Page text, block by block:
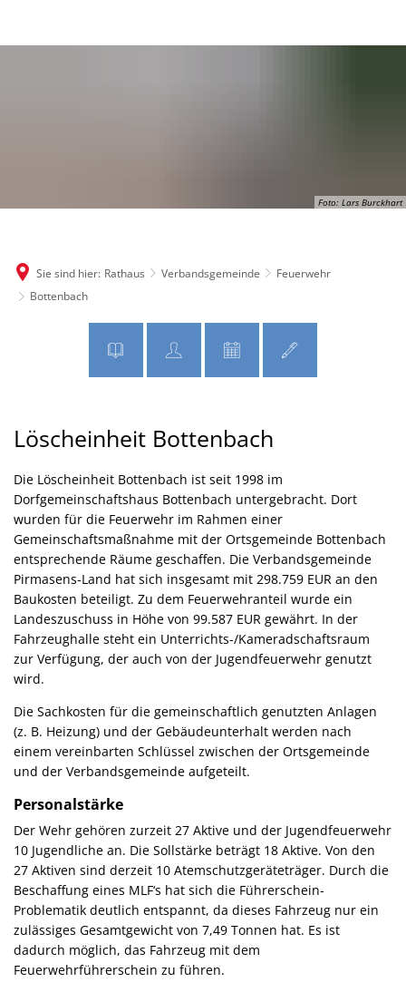
Foto: Lars Burckhart
Sie sind hier: Rathaus Verbandsgemeinde
Feuerwehr
Bottenbach
Bottenbach
Löscheinheit Bottenbach
Die Löscheinheit Bottenbach ist seit 1998 im
Dorfgemeinschaftshaus Bottenbach untergebracht. Dort
wurden für die Feuerwehr im Rahmen einer
Gemeinschaftsmaßnahme mit der Ortsgemeinde Bottenbach
entsprechende Räume geschaffen. Die Verbandsgemeinde
Pirmasens-Land hat sich insgesamt mit 298.759 EUR an den
Baukosten beteiligt. Zu dem Feuerwehranteil wurde ein
Landeszuschuss in Höhe von 99.587 EUR gewährt. In der
Fahrzeughalle steht ein Unterrichts-/Kameradschaftsraum
zur Verfügung, der auch von der Jugendfeuerwehr genutzt
wird.
Die Sachkosten für die gemeinschaftlich genutzten Anlagen
(z. B. Heizung) und der Gebäudeunterhalt werden nach
einem vereinbarten Schlüssel zwischen der Ortsgemeinde
und der Verbandsgemeinde aufgeteilt.
Personalstärke
Der Wehr gehören zurzeit 27 Aktive und der Jugendfeuerwehr
10 Jugendliche an. Die Sollstärke beträgt 18 Aktive. Von den
27 Aktiven sind derzeit 10 Atemschutzgeräteträger. Durch die
Beschaffung eines MLF‘s hat sich die Führerschein-
Problematik deutlich entspannt, da dieses Fahrzeug nur ein
zulässiges Gesamtgewicht von 7,49 Tonnen hat. Es ist
dadurch möglich, das Fahrzeug mit dem
Feuerwehrführerschein zu führen.